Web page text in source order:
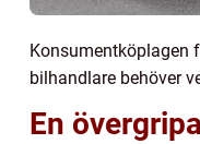
Konsumentköplagen
bilhandlare behöver
En